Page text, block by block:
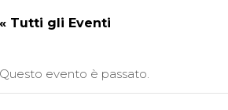
« Tutti gli Eventi
Questo evento è passato.